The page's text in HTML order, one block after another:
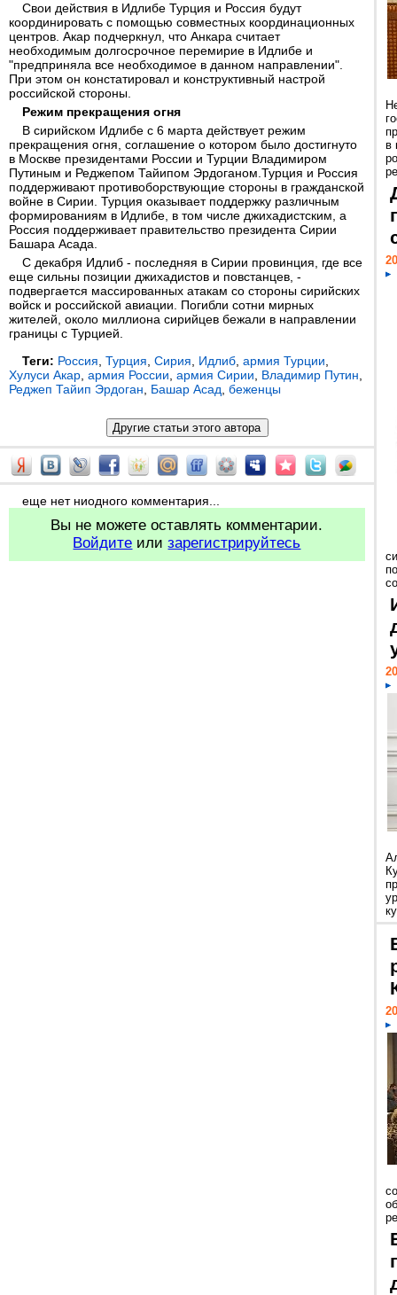
Свои действия в Идлибе Турция и Россия будут
координировать с помощью совместных координационных
центров. Акар подчеркнул, что Анкара считает
необходимым долгосрочное перемирие в Идлибе и
"предприняла все необходимое в данном направлении".
При этом он констатировал и конструктивный настрой
российской стороны.
Режим прекращения огня
В сирийском Идлибе с 6 марта действует режим
прекращения огня, соглашение о котором было достигнуто
в Москве президентами России и Турции Владимиром
Путиным и Реджепом Тайипом Эрдоганом.Турция и Россия
поддерживают противоборствующие стороны в гражданской
войне в Сирии. Турция оказывает поддержку различным
формированиям в Идлибе, в том числе джихадистским, а
Россия поддерживает правительство президента Сирии
Башара Асада.
С декабря Идлиб - последняя в Сирии провинция, где все
еще сильны позиции джихадистов и повстанцев, -
подвергается массированных атакам со стороны сирийских
войск и российской авиации. Погибли сотни мирных
жителей, около миллиона сирийцев бежали в направлении
границы с Турцией.
Теги: Россия Турция Сирия Идлиб армия Турции
Хулуси Акар армия России армия Сирии Владимир Путин
Реджеп Тайип Эрдоган
Башар Асад беженцы
еще нет ниодного комментария...
Вы не можете оставлять комментарии.
Войдите илизарегистрируйтесь
в